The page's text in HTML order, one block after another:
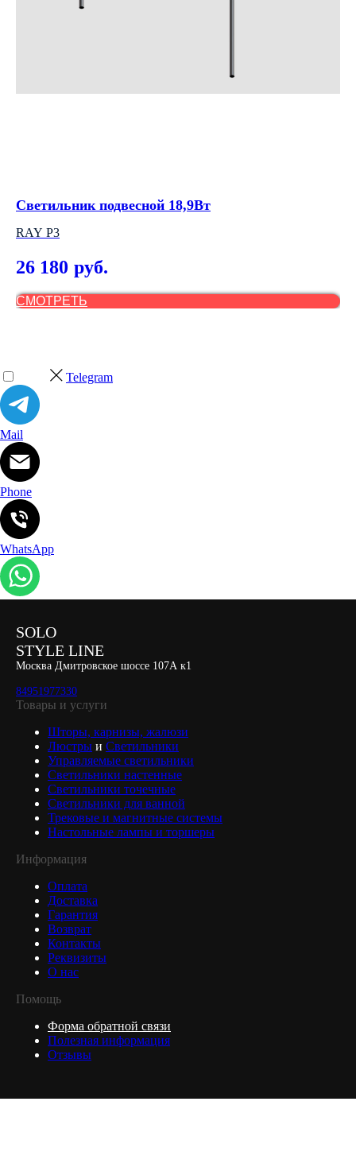
Светильник подвесной 18,9Вт
RAY P3
26 180 руб.
СМОТРЕТЬ
Telegram
Mail
Phone
WhatsApp
SOLO
STYLE LINE
Москва Дмитровское шоссе 107А к1
84951977330
Товары и услуги
Шторы, карнизы, жалюзи
Люстры и Светильники
Управляемые светильники
Светильники настенные
Светильники точечные
Светильники для ванной
Трековые и магнитные системы
Настольные лампы и торшеры
Информация
Оплата
Доставка
Гарантия
Возврат
Контакты
Реквизиты
О нас
Помощь
Форма обратной связи
Полезная информация
Отзывы